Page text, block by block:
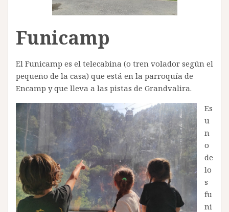
Funicamp
El Funicamp es el telecabina (o tren volador según el
pequeño de la casa) que está en la parroquía de
Encamp y que lleva a las pistas de Grandvalira.
Es
u
n
o
de
lo
s
fu
ni